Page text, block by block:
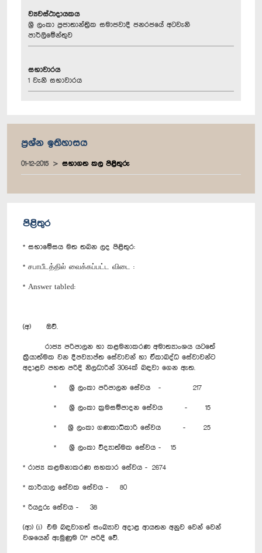
ව්‍යවස්ථාදායකය
ශ්‍රී ලංකා ප්‍රජාතාන්ත්‍රික සමාජවාදී ජනරජයේ අටවැනි
පාර්ලිමේන්තුව
සභාවාරය
1 වැනි සභාවාරය
ප්‍රශ්න ඉතිහාසය
01-12-2015 සභාගත කල පිළිතුරු
පිළිතුර
* සභාමේසය මත තබන ලද පිළිතුර:
* சபாபீடத்தில் வைக்கப்பட்ட விடை :
* Answer tabled:
(අ) ඔව්.
රාජ්‍ය පරිපාලන හා කළමනාකරණ අමාත්‍යාංශය යටතේ
ක්‍රියාත්මක වන දීපව්‍යාප්ත සේවාවන් හා ඒකාබද්ධ සේවාවන්ට
අදාළව පහත පරිදි නිලධාරින් 3064ක් බඳවා ගෙන ඇත.
* ශ්‍රී ලංකා පරිපාලන සේවය - 217
* ශ්‍රී ලංකා ක්‍රමසම්පාදන සේවය - 15
* ශ්‍රී ලංකා ගණකාධිකාරි සේවය - 25
* ශ්‍රී ලංකා විද්‍යාත්මක සේවය - 15
* රාජ්‍ය කළමනාකරණ සහකාර සේවය - 2674
* කාර්යාල සේවක සේවය - 80
* රියදුරු සේවය - 38
(ආ) (i) එම බඳවාගත් සංඛ්‍යාව අදාළ ආයතන අනුව වෙන් වෙන්
වශයෙන් ඇමුණුම 01* පරිදි වේ.